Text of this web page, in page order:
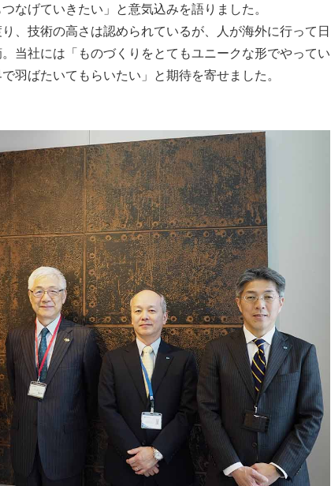
なげていきたい」と意気込みを語りました。
、技術の高さは認められているが、人が海外に行って日
当社には「ものづくりをとてもユニークな形でやってい
羽ばたいてもらいたい」と期待を寄せました。